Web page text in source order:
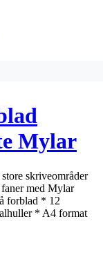
Mylar
deltskriveområder
med Mylar
forblad * 12
* A4 format